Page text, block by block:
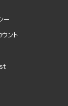
ー
ント